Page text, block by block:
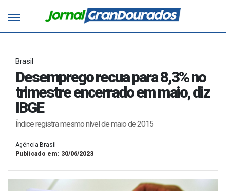
Brasil
Desemprego recua para 8,3% no
trimestre encerrado em maio, diz
IBGE
Índice registra mesmo nível de maio de 2015
Agência Brasil
Publicado em: 30/06/2023